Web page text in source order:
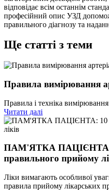
відповідає всім останнім
професійний опис УЗД
правильного діагнозу та
Ще статті з теми
Правила вимірювання
Правила і техніка
Читати далі
ПАМ'ЯТКА ПАЦІЄНТА:
правильного прийому
Ліки вимагають особливої
правила прийому лікарських